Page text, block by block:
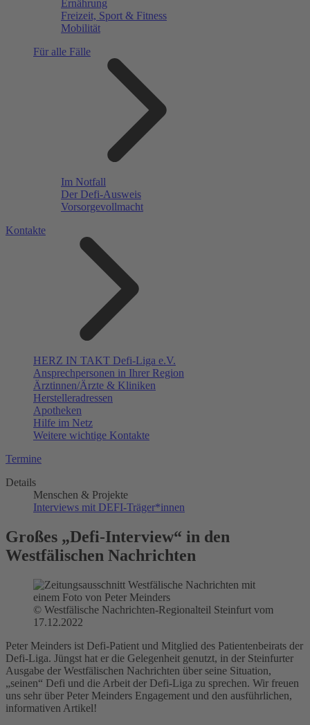
Ernährung
Freizeit, Sport & Fitness
Mobilität
Für alle Fälle
Im Notfall
Der Defi-Ausweis
Vorsorgevollmacht
Kontakte
HERZ IN TAKT Defi-Liga e.V.
Ansprechpersonen in Ihrer Region
Ärztinnen/Ärzte & Kliniken
Herstelleradressen
Apotheken
Hilfe im Netz
Weitere wichtige Kontakte
Termine
Details
Menschen & Projekte
Interviews mit DEFI-Träger*innen
Großes „Defi-Interview“ in den
Westfälischen Nachrichten
© Westfälische Nachrichten-Regionalteil Steinfurt vom
17.12.2022
Peter Meinders ist Defi-Patient und Mitglied des Patientenbeirats der
Defi-Liga. Jüngst hat er die Gelegenheit genutzt, in der Steinfurter
Ausgabe der Westfälischen Nachrichten über seine Situation,
„seinen“ Defi und die Arbeit der Defi-Liga zu sprechen. Wir freuen
uns sehr über Peter Meinders Engagement und den ausführlichen,
informativen Artikel!